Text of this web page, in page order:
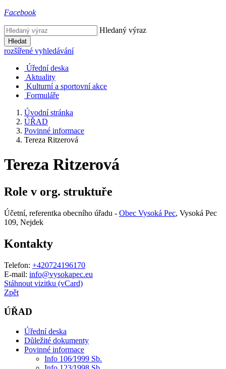
Facebook
Hledaný výraz
Hledat
rozšířené vyhledávání
Úřední deska
Aktuality
Kulturní a sportovní akce
Formuláře
Úvodní stránka
ÚŘAD
Povinné informace
Tereza Ritzerová
Tereza Ritzerová
Role v org. struktuře
Účetní, referentka obecního úřadu - Obec Vysoká Pec, Vysoká Pec
109, Nejdek
Kontakty
Telefon: +420724196170
E-mail: info@vysokapec.eu
Stáhnout vizitku (vCard)
Zpět
ÚŘAD
Úřední deska
Důležité dokumenty
Povinné informace
Info 106⁄1999 Sb.